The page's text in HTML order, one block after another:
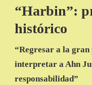
“Harbin”:
histórico
“Regresar a la gran
interpretar a Ahn
responsabilidad”